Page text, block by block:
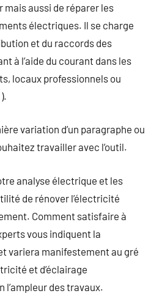
mais aussi de réparer les
électriques. Il se charge
et du raccords des
à l’aide du courant dans les
locaux professionnels ou
variation d’un paragraphe ou
travailler avec l’outil.
analyse électrique et les
de rénover l’électricité
Comment satisfaire à
vous indiquent la
variera manifestement au gré
et d’éclairage
l’ampleur des travaux.